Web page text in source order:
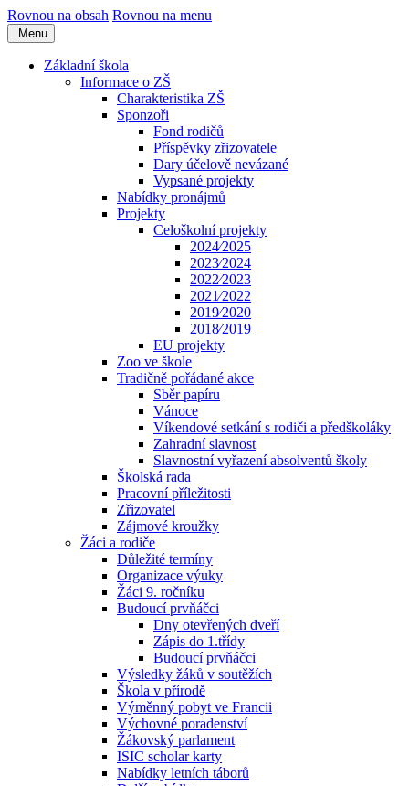
Rovnou na obsah Rovnou na menu
Menu
Základní škola
Informace o ZŠ
Charakteristika ZŠ
Sponzoři
Fond rodičů
Příspěvky zřizovatele
Dary účelově nevázané
Vypsané projekty
Nabídky pronájmů
Projekty
Celoškolní projekty
2024⁄2025
2023⁄2024
2022⁄2023
2021⁄2022
2019⁄2020
2018⁄2019
EU projekty
Zoo ve škole
Tradičně pořádané akce
Sběr papíru
Vánoce
Víkendové setkání s rodiči a předškoláky
Zahradní slavnost
Slavnostní vyřazení absolventů školy
Školská rada
Pracovní příležitosti
Zřizovatel
Zájmové kroužky
Žáci a rodiče
Důležité termíny
Organizace výuky
Žáci 9. ročníku
Budoucí prvňáčci
Dny otevřených dveří
Zápis do 1.třídy
Budoucí prvňáčci
Výsledky žáků v soutěžích
Škola v přírodě
Výměnný pobyt ve Francii
Výchovné poradenství
Žákovský parlament
ISIC scholar karty
Nabídky letních táborů